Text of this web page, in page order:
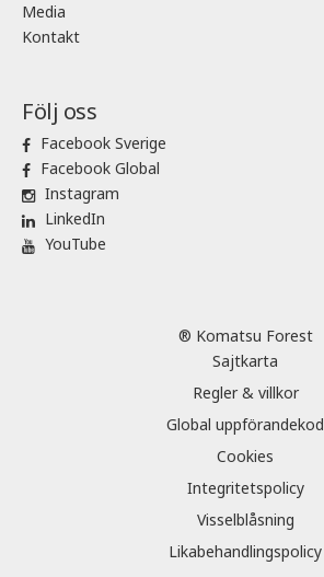
Media
Kontakt
Följ oss
Facebook Sverige
Facebook Global
Instagram
LinkedIn
YouTube
® Komatsu Forest
Sajtkarta
Regler & villkor
Global uppförandekod
Cookies
Integritetspolicy
Visselblåsning
Likabehandlingspolicy